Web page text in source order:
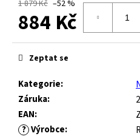
1 879 Kč –52 %
884 Kč
Měrná
cena:
Kategorie:
Záruka:
EAN:
? Výrobce:
Zeptat se
u
j
GUMOVACÍ
PERO